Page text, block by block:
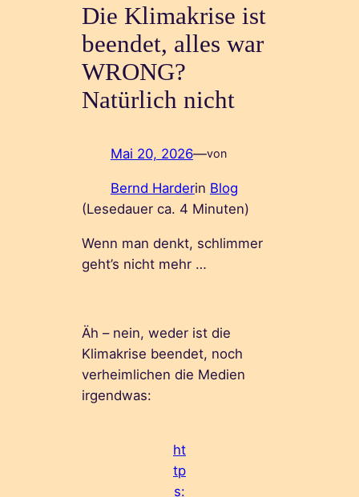
Die Klimakrise ist
beendet, alles war
WRONG?
Natürlich nicht
Mai 20, 2026—von
Bernd Harderin Blog
(Lesedauer ca. 4 Minuten)
Wenn man denkt, schlimmer
geht’s nicht mehr …
Äh – nein, weder ist die
Klimakrise beendet, noch
verheimlichen die Medien
irgendwas:
ht
tp
s: